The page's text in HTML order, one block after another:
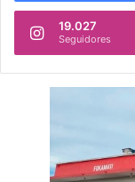
19.027
Seguidores